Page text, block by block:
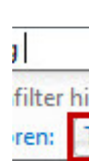
Angstzuständen
geben, die